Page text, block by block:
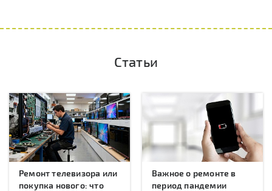
Статьи
Ремонт телевизора или
покупка нового: что
Важное о ремонте в
период пандемии